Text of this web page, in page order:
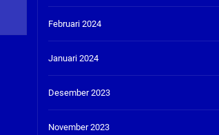
Februari 2024
Januari 2024
Desember 2023
November 2023